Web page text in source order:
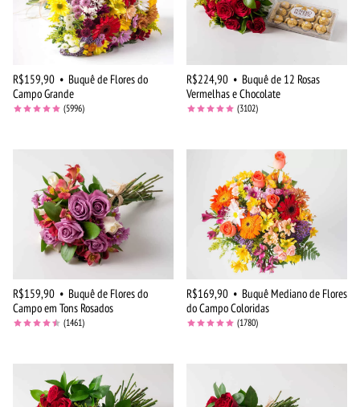
R$159,90 • Buquê de Flores do
Campo Grande
(5996)
R$224,90 • Buquê de 12 Rosas
Vermelhas e Chocolate
(3102)
R$159,90 • Buquê de Flores do
Campo em Tons Rosados
(1461)
R$169,90 • Buquê Mediano de Flores
do Campo Coloridas
(1780)